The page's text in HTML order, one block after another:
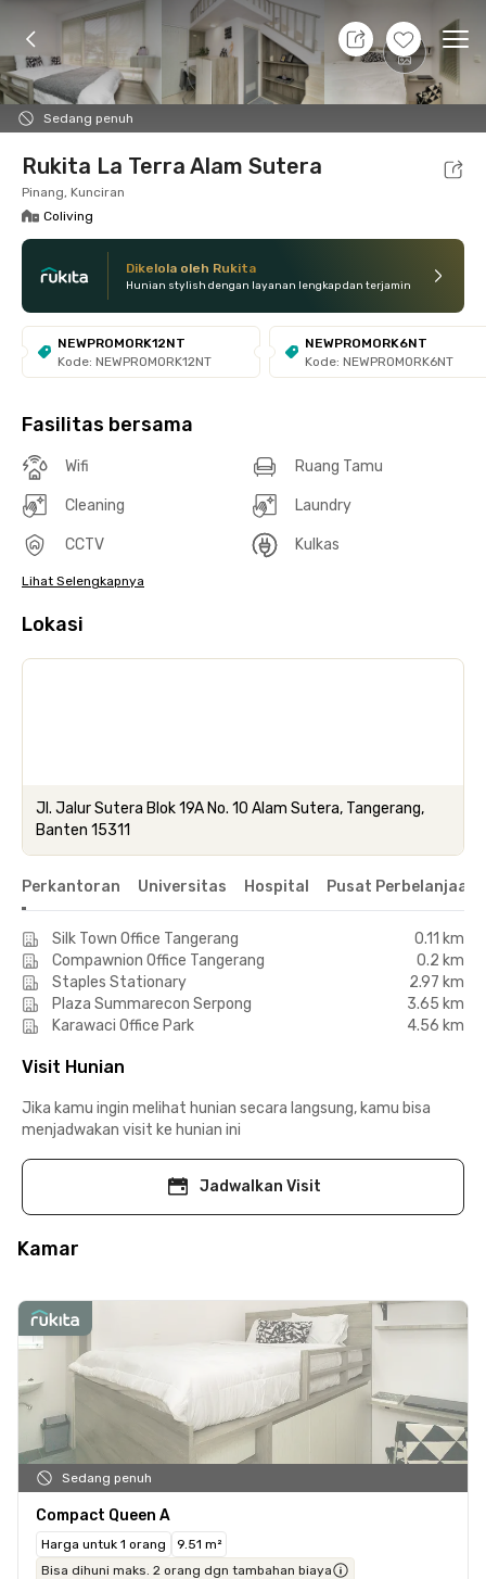
+8
Sedang penuh
7 Agt 26 - Belum tahu
Foto Fasilitas bersama Lokasi Kamar
Rukita La Terra Alam Sutera
Pinang, Kunciran
Coliving
Dikelola oleh Rukita
Hunian stylish dengan layanan lengkap dan terjamin
NEWPROMORK12NT
Kode: NEWPROMORK12NT
NEWPROMORK6NT
Kode: NEWPROMORK6NT
Fasilitas bersama
Wifi Ruang Tamu
Cleaning Laundry
CCTV Kulkas
Lihat Selengkapnya
Lokasi
Jl. Jalur Sutera Blok 19A No. 10 Alam Sutera, Tangerang,
Banten 15311
Perkantoran Universitas Hospital Pusat Perbelanjaan
Silk Town Office Tangerang
0.11 km
Compawnion Office Tangerang
0.2 km
Staples Stationary
2.97 km
Plaza Summarecon Serpong
3.65 km
Karawaci Office Park
4.56 km
Visit Hunian
Jika kamu ingin melihat hunian secara langsung, kamu bisa
menjadwakan visit ke hunian ini
Jadwalkan Visit
Kamar
Sedang penuh
Compact Queen A
Harga untuk 1 orang
9.51 m²
Bisa dihuni maks. 2 orang dgn tambahan biaya